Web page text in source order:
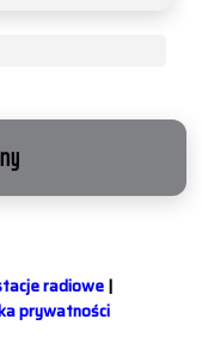
radiowe|
prywatności